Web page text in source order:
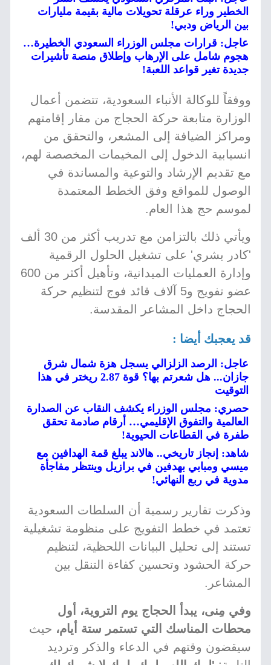
الخطير وراء عرقلة تحويلات مالية بقيمة مليارات
بين الرياض ودبي!
عاجل: قرارات مجلس الوزراء السعودي الخطيرة…
هجوم شامل على الإرهاب وإطلاق منصة تأشيرات
جديدة تغير قواعد اللعبة!
ووفقاً للوكالة الأنباء السعودية، تتضمن أعمال
الوزارة متابعة حركة الحجاج من مقار إقامتهم
ومراكز الضيافة إلى المشعر، والتحقق من
انسيابية الدخول إلى المخيمات المخصصة لهم،
مع تقديم الإرشاد والتوعية والمساندة في
الوصول للمواقع وفق الخطط المعتمدة
لموسم حج هذا العام.
ويأتي ذلك بالتزامن مع تدريب أكثر من 30 ألف
'كادر بشري' على تشغيل الحلول الرقمية
وإدارة العمليات الميدانية، وتأهيل أكثر من 600
عضو تفويج و5 آلاف قائد فوج لتنظيم حركة
الحجاج داخل المشاعر المقدسة.
قد يعجبك أيضا :
عاجل: الرصد الزلزالي يسجل هزة شمال شرق
جازان... هل شعرتم بها؟ قوة 2.87 ريختر في هذا
التوقيت
حصري: مجلس الوزراء يكشف النقاب عن الصدارة
العالمية والتفوق الإقليمي… أرقام صادمة تحقق
طفرة في القطاعات الحيوية!
شاهد: إنجاز تاريخي.. هالاند يبلغ قمة الهدافين مع
ميسي ومبابي بهدفين في برازيل وينتظر مفاجأة
مدوية في ربع النهائي!
وذكرت تقارير رسمية أن السلطات السعودية
تعتمد في خطط التفويج على منظومة تشغيلية
تستند إلى تحليل البيانات اللحظية، لتنظيم
حركة الحشود وتحسين كفاءة التنقل بين
المشاعر.
وفي مِنى، يبدأ الحجاج يوم التروية، أول
محطات المناسك التي تستمر ستة أيام، حيث
سيقضون وقتهم في الدعاء والذكر وترديد